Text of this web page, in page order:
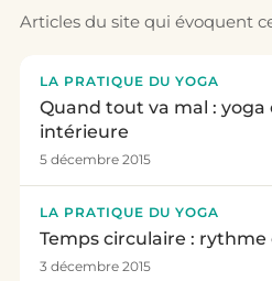
Articles du site qui évoquent
LA PRATIQUE DU YOGA
Quand tout va mal : yoga
intérieure
5 décembre 2015
LA PRATIQUE DU YOGA
Temps circulaire :
3 décembre 2015